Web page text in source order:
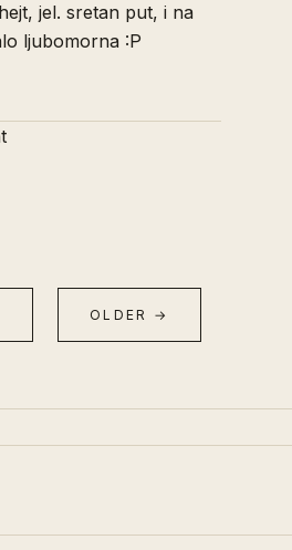
jel. sretan put, i na
ljubomorna :P
OLDER →